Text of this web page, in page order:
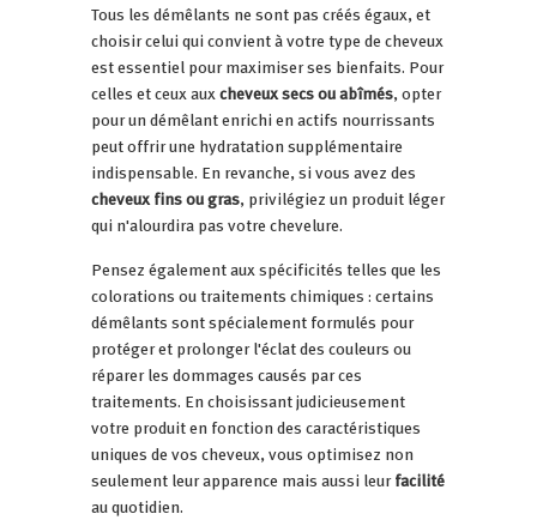
Tous les démêlants ne sont pas créés égaux, et
choisir celui qui convient à votre type de cheveux
est essentiel pour maximiser ses bienfaits. Pour
celles et ceux auxcheveux secs ou abîmés, opter
pour un démêlant enrichi en actifs nourrissants
peut offrir une hydratation supplémentaire
indispensable. En revanche, si vous avez des
cheveux fins ou gras, privilégiez un produit léger
qui n'alourdira pas votre chevelure.
Pensez également aux spécificités telles que les
colorations ou traitements chimiques : certains
démêlants sont spécialement formulés pour
protéger et prolonger l'éclat des couleurs ou
réparer les dommages causés par ces
traitements. En choisissant judicieusement
votre produit en fonction des caractéristiques
uniques de vos cheveux, vous optimisez non
seulement leur apparence mais aussi leurfacilité
au quotidien.